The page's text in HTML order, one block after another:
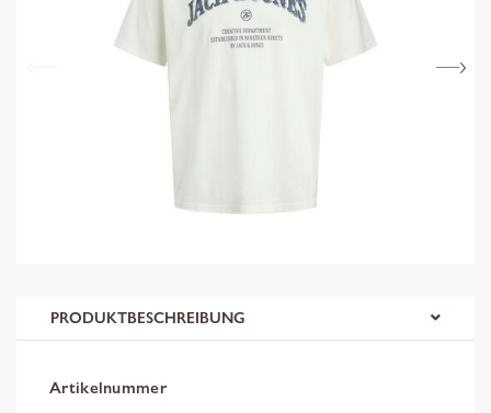
PRODUKTBESCHREIBUNG
Artikelnummer